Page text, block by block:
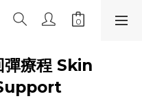
彈療程 Skin